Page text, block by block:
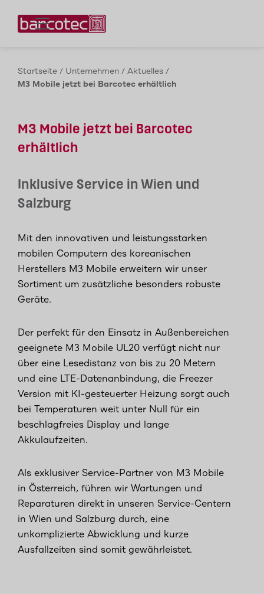
Startseite / Unternehmen / Aktuelles /
M3 Mobile jetzt bei Barcotec erhältlich
M3 Mobile jetzt bei Barcotec
erhältlich
Inklusive Service in Wien und
Salzburg
Mit den innovativen und leistungsstarken
mobilen Computern des koreanischen
Herstellers M3 Mobile erweitern wir unser
Sortiment um zusätzliche besonders robuste
Geräte.
Der perfekt für den Einsatz in Außenbereichen
geeignete M3 Mobile UL20 verfügt nicht nur
über eine Lesedistanz von bis zu 20 Metern
und eine LTE-Datenanbindung, die Freezer
Version mit KI-gesteuerter Heizung sorgt auch
bei Temperaturen weit unter Null für ein
beschlagfreies Display und lange
Akkulaufzeiten.
Als exklusiver Service-Partner von M3 Mobile
in Österreich, führen wir Wartungen und
Reparaturen direkt in unseren Service-Centern
in Wien und Salzburg durch, eine
unkomplizierte Abwicklung und kurze
Ausfallzeiten sind somit gewährleistet.
Kontaktieren Sie uns!